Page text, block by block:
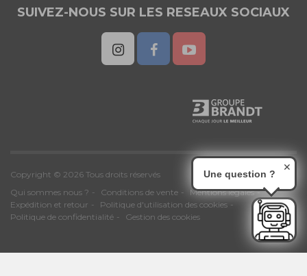
SUIVEZ-NOUS SUR LES RESEAUX SOCIAUX
Copyright © 2026 Tous droits réservés
Qui sommes nous ?
Conditions de vente
Mentions légales
Expédition et retour
Politique d'utilisation des cookies
Politique de confidentialité
Gestion des cookies
Une question ?
✕